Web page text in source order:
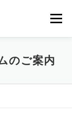
メニュー
のご案内